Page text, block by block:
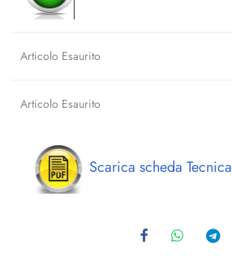
Articolo Esaurito
Articolo Esaurito
Scarica scheda Tecnica